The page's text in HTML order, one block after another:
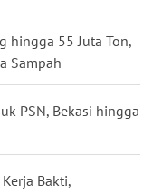
hingga 55 Juta Ton,
Sampah
PSN, Bekasi hingga
Bakti,